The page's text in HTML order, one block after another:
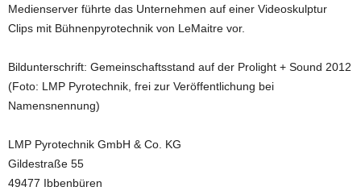
Medienserver führte das Unternehmen auf einer Videoskulptur
Clips mit Bühnenpyrotechnik von LeMaitre vor.
Bildunterschrift: Gemeinschaftsstand auf der Prolight + Sound 2012
(Foto: LMP Pyrotechnik, frei zur Veröffentlichung bei
Namensnennung)
LMP Pyrotechnik GmbH & Co. KG
Gildestraße 55
49477 Ibbenbüren